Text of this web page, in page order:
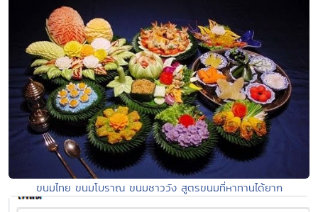
ขนมไทย ขนมโบราณ ขนมชาววัง สูตรขนมที่หาทานได้ยาก